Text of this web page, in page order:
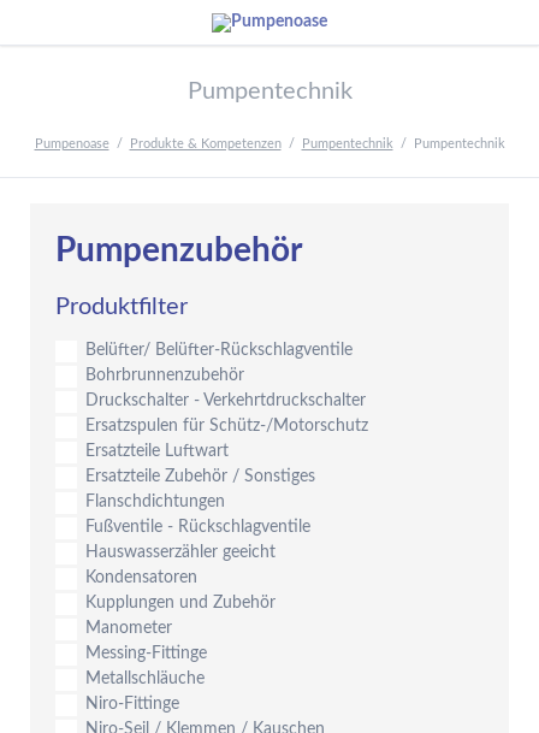
Pumpentechnik
Pumpenoase Produkte & Kompetenzen Pumpentechnik Pumpentechnik
Pumpenzubehör
Produktfilter
Belüfter/ Belüfter-Rückschlagventile
Bohrbrunnenzubehör
Druckschalter - Verkehrtdruckschalter
Ersatzspulen für Schütz-/Motorschutz
Ersatzteile Luftwart
Ersatzteile Zubehör / Sonstiges
Flanschdichtungen
Fußventile - Rückschlagventile
Hauswasserzähler geeicht
Kondensatoren
Kupplungen und Zubehör
Manometer
Messing-Fittinge
Metallschläuche
Niro-Fittinge
Niro-Seil / Klemmen / Kauschen